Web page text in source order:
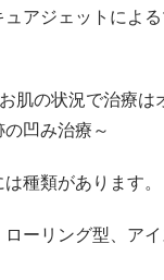
アジェットによ
肌の状況で治療は
凹み治療～
種類があります。
ーリング型、ア